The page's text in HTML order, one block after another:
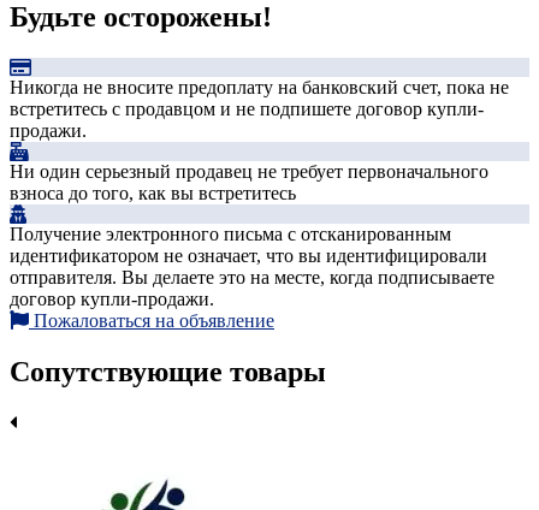
Будьте осторожены!
Никогда не вносите предоплату на банковский счет, пока не
встретитесь с продавцом и не подпишете договор купли-
продажи.
Ни один серьезный продавец не требует первоначального
взноса до того, как вы встретитесь
Получение электронного письма с отсканированным
идентификатором не означает, что вы идентифицировали
отправителя. Вы делаете это на месте, когда подписываете
договор купли-продажи.
Пожаловаться на объявление
Сопутствующие товары